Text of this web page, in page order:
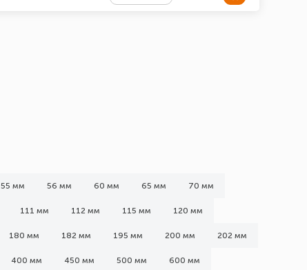
55 мм 56 мм 60 мм 65 мм 70 мм
111 мм 112 мм 115 мм 120 мм
180 мм 182 мм 195 мм 200 мм 202 мм
400 мм 450 мм 500 мм 600 мм